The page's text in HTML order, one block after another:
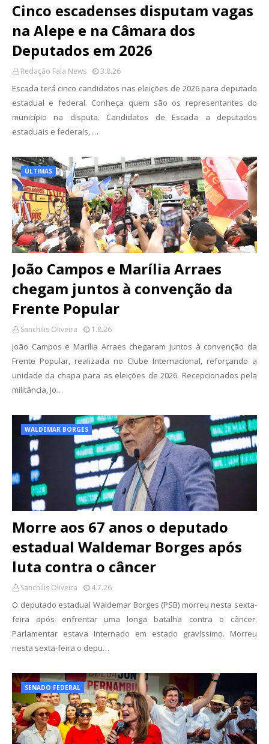
Cinco escadenses disputam vagas
na Alepe e na Câmara dos
Deputados em 2026
Redação Fala News 3.8.26
Escada terá cinco candidatos nas eleições de 2026 para deputado
estadual e federal. Conheça quem são os representantes do
município na disputa. Candidatos de Escada a deputados
estaduais e federais, …
ÚLTIMAS
João Campos e Marília Arraes
chegam juntos à convenção da
Frente Popular
Sanchilis Oliveira 1.8.26
João Campos e Marília Arraes chegaram juntos à convenção da
Frente Popular, realizada no Clube Internacional, reforçando a
unidade da chapa para as eleições de 2026. Recepcionados pela
militância, Jo…
WALDEMAR BORGES
Morre aos 67 anos o deputado
estadual Waldemar Borges após
luta contra o câncer
Sanchilis Oliveira 4.7.26
O deputado estadual Waldemar Borges (PSB) morreu nesta sexta-
feira após enfrentar uma longa batalha contra o câncer.
Parlamentar estava internado em estado gravíssimo. Morreu
nesta sexta-feira o depu…
SENADO FEDERAL